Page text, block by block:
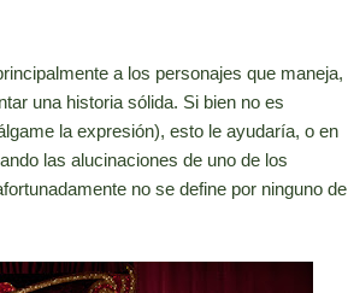
a los personajes que maneja,
una historia sólida. Si bien no es
la expresión), esto le ayudaría, o en
las alucinaciones de uno de los
no se define por ninguno de